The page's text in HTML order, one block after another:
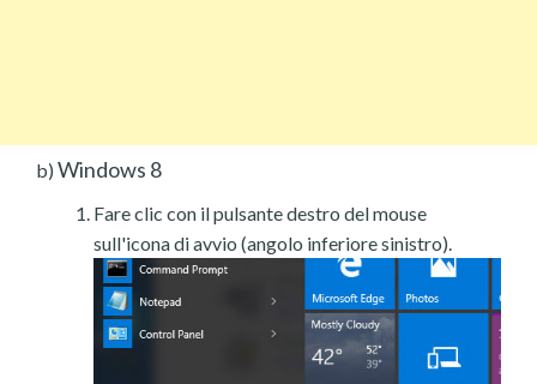
b) Windows 8
Fare clic con il pulsante destro del mouse
sull'icona di avvio (angolo inferiore sinistro).